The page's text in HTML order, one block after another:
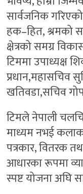
सार्वजनिक
हक–हित, श्रमको
क्षेत्रको समग्र
टिममा उपाध्यक्ष
प्रधान,महासचिव
खतिवडा,सचिव
टिमले नेपाली
माध्यम नभई
पत्रकार, वितरक
आधारका रूपमा
स्पष्ट योजना अघि